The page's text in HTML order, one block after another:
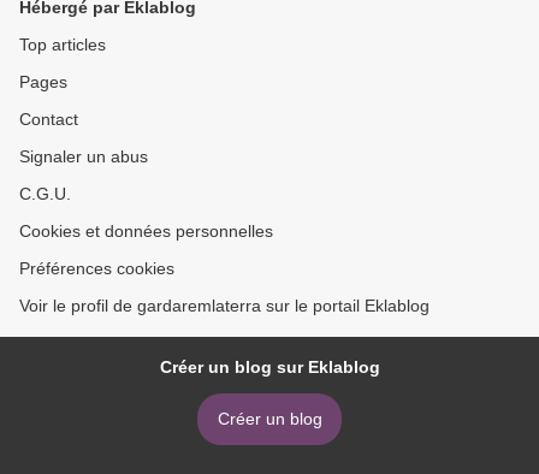
Hébergé par Eklablog
Top articles
Pages
Contact
Signaler un abus
C.G.U.
Cookies et données personnelles
Préférences cookies
Voir le profil de gardaremlaterra sur le portail Eklablog
Créer un blog sur Eklablog
Créer un blog